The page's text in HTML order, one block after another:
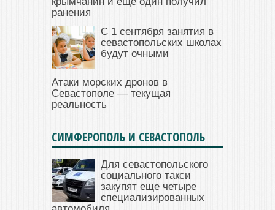
ранения
С 1 сентября занятия в
севастопольских школах
будут очными
Атаки морских дронов в
Севастополе — текущая
реальность
СИМФЕРОПОЛЬ И СЕВАСТОПОЛЬ
Для севастопольского
социального такси
закупят еще четыре
специализированных